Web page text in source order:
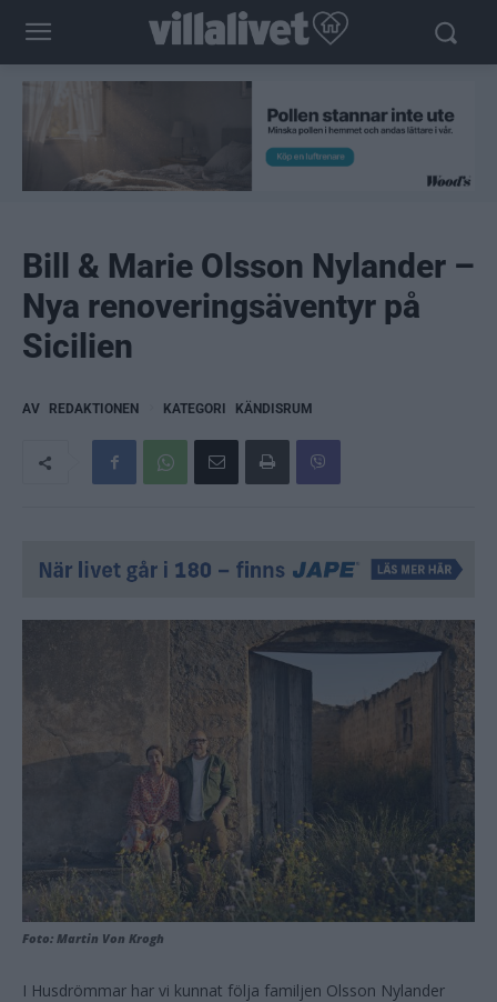
Bill & Marie Olsson Nylander –
Nya renoveringsäventyr på
Sicilien
AV REDAKTIONEN KATEGORI KÄNDISRUM
Foto: Martin Von Krogh
I Husdrömmar har vi kunnat följa familjen Olsson Nylander